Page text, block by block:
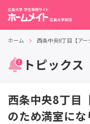
ホーム 西条中央8丁目【ア
トピックス
西条中央8丁目
のため満室にな